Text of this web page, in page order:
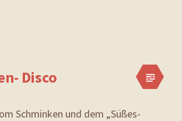
Disco
Schminken und dem „Süßes-